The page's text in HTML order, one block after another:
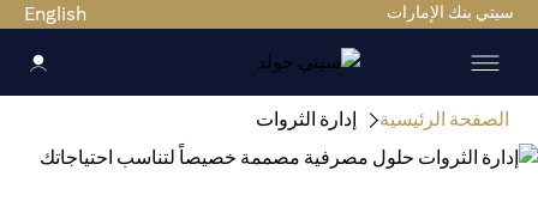
بنك الإمارات English
الرئيسية إدارة الثروات